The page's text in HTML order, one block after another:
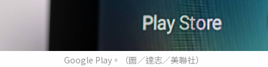
Google Play。（圖／達志／美聯社）